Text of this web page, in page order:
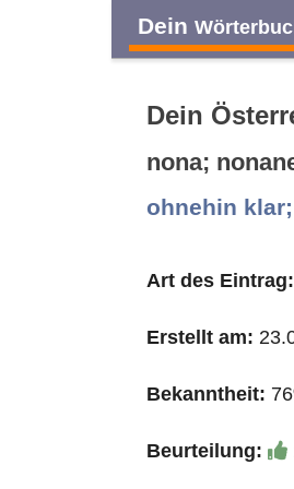
Dein
Dein
nona;
ohnehin
Art des Eintrag:
Erstellt am:
Bekanntheit:
Beurteilung: